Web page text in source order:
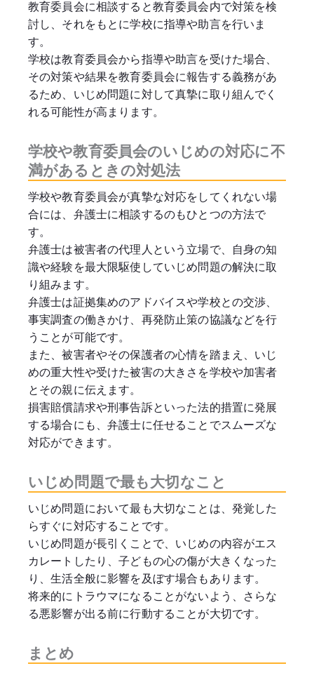
教育委員会に相談すると教育委員会内で対策を検
討し、それをもとに学校に指導や助言を行いま
す。
学校は教育委員会から指導や助言を受けた場合、
その対策や結果を教育委員会に報告する義務があ
るため、いじめ問題に対して真摯に取り組んでく
れる可能性が高まります。
学校や教育委員会のいじめの対応に不
満があるときの対処法
学校や教育委員会が真摯な対応をしてくれない場
合には、弁護士に相談するのもひとつの方法で
す。
弁護士は被害者の代理人という立場で、自身の知
識や経験を最大限駆使していじめ問題の解決に取
り組みます。
弁護士は証拠集めのアドバイスや学校との交渉、
事実調査の働きかけ、再発防止策の協議などを行
うことが可能です。
また、被害者やその保護者の心情を踏まえ、いじ
めの重大性や受けた被害の大きさを学校や加害者
とその親に伝えます。
損害賠償請求や刑事告訴といった法的措置に発展
する場合にも、弁護士に任せることでスムーズな
対応ができます。
いじめ問題で最も大切なこと
いじめ問題において最も大切なことは、発覚した
らすぐに対応することです。
いじめ問題が長引くことで、いじめの内容がエス
カレートしたり、子どもの心の傷が大きくなった
り、生活全般に影響を及ぼす場合もあります。
将来的にトラウマになることがないよう、さらな
る悪影響が出る前に行動することが大切です。
まとめ